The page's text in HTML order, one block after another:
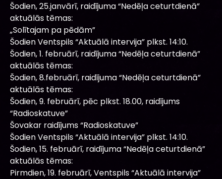
Šodien, 25.janvārī, raidījuma “Nedēļa ceturtdienā”
aktuālās tēmas:
„Solītajam pa pēdām”
Šodien Ventspils “Aktuālā intervija” plkst. 14:10.
Šodien, 1. februārī, raidījuma “Nedēļa ceturtdienā”
aktuālās tēmas:
Šodien, 8.februārī, raidījuma “Nedēļa ceturtdienā”
aktuālās tēmas:
Šodien, 9. februārī, pēc plkst. 18.00, raidījums
“Radioskatuve”
Šovakar raidījums “Radioskatuve”
Šodien Ventspils “Aktuālā intervija” plkst. 14:10.
Šodien, 15. februārī, raidījuma “Nedēļa ceturtdienā”
aktuālās tēmas:
Pirmdien, 19. februārī, Ventspils “Aktuālā intervija”